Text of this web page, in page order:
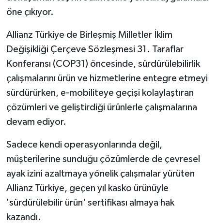
öne çıkıyor.
Allianz Türkiye de Birleşmiş Milletler İklim
Değişikliği Çerçeve Sözleşmesi 31. Taraflar
Konferansı (COP31) öncesinde, sürdürülebilirlik
çalışmalarını ürün ve hizmetlerine entegre etmeyi
sürdürürken, e-mobiliteye geçişi kolaylaştıran
çözümleri ve geliştirdiği ürünlerle çalışmalarına
devam ediyor.
Sadece kendi operasyonlarında değil,
müşterilerine sunduğu çözümlerde de çevresel
ayak izini azaltmaya yönelik çalışmalar yürüten
Allianz Türkiye, geçen yıl kasko ürünüyle
'sürdürülebilir ürün' sertifikası almaya hak
kazandı.